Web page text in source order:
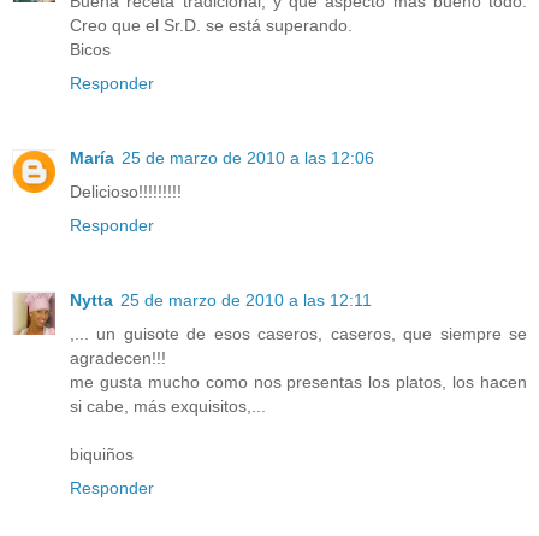
Creo que el Sr.D. se está superando.
Bicos
Responder
María 25 de marzo de 2010 a las 12:06
Delicioso!!!!!!!!!
Responder
Nytta 25 de marzo de 2010 a las 12:11
,... un guisote de esos caseros, caseros, que siempre se
agradecen!!!
me gusta mucho como nos presentas los platos, los hacen
si cabe, más exquisitos,...
biquiños
Responder